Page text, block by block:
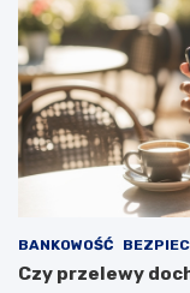
BANKOWOŚĆ
Czy przelewy